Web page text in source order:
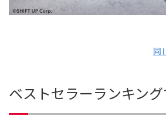
同
ベストセラーランキン